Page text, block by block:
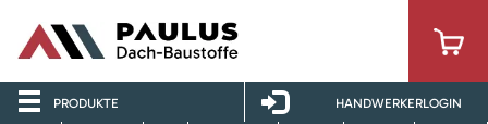
PRODUKTE HANDWERKERLOGIN